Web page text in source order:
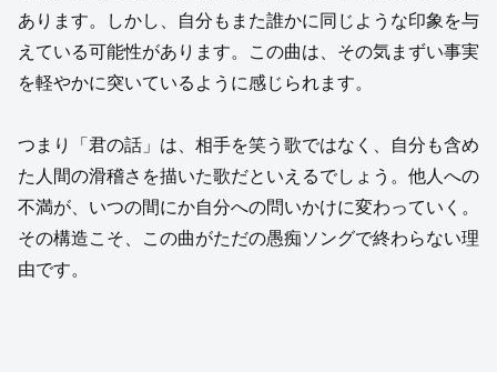
あります。しかし、自分もまた誰かに同じような印象を与
えている可能性があります。この曲は、その気まずい事実
を軽やかに突いているように感じられます。
つまり「君の話」は、相手を笑う歌ではなく、自分も含め
た人間の滑稽さを描いた歌だといえるでしょう。他人への
不満が、いつの間にか自分への問いかけに変わっていく。
その構造こそ、この曲がただの愚痴ソングで終わらない理
由です。